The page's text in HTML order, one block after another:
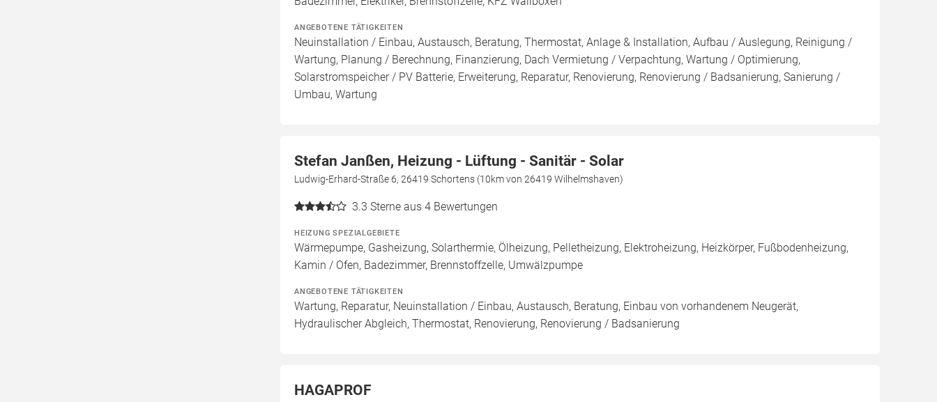
ANGEBOTENE TÄTIGKEITEN
Neuinstallation / Einbau, Austausch, Beratung, Thermostat, Anlage & Installation, Aufbau / Auslegung, Reinigung /
Wartung, Planung / Berechnung, Finanzierung, Dach Vermietung / Verpachtung, Wartung / Optimierung,
Solarstromspeicher / PV Batterie, Erweiterung, Reparatur, Renovierung, Renovierung / Badsanierung, Sanierung /
Umbau, Wartung
Stefan Janßen, Heizung - Lüftung - Sanitär - Solar
Ludwig-Erhard-Straße 6, 26419 Schortens (10km von 26419 Wilhelmshaven)
3.3 Sterne aus 4 Bewertungen
HEIZUNG SPEZIALGEBIETE
Wärmepumpe, Gasheizung, Solarthermie, Ölheizung, Pelletheizung, Elektroheizung, Heizkörper, Fußbodenheizung,
Kamin / Ofen, Badezimmer, Brennstoffzelle, Umwälzpumpe
ANGEBOTENE TÄTIGKEITEN
Wartung, Reparatur, Neuinstallation / Einbau, Austausch, Beratung, Einbau von vorhandenem Neugerät,
Hydraulischer Abgleich, Thermostat, Renovierung, Renovierung / Badsanierung
HAGAPROF